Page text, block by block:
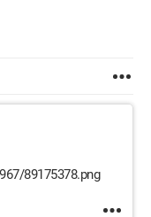
89175378.png